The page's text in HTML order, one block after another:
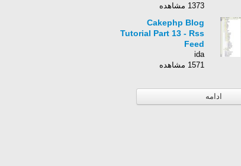
1373 مشاهده
Cakephp Blog
Tutorial Part 13 - Rss
Feed
ida
1571 مشاهده
ادامه